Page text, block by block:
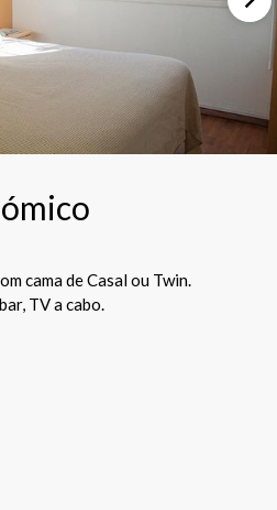
cama de Casal ou Twin.
TV a cabo.